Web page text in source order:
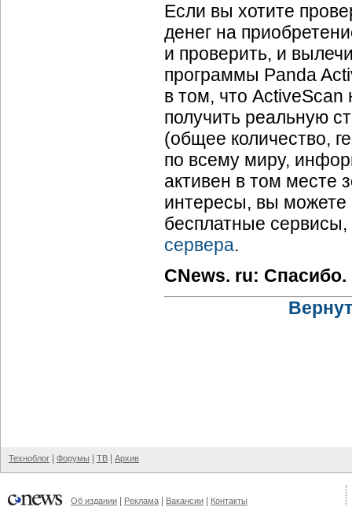
Если вы хотите
денег на
и проверить, и
программы Panda
в том, что ActiveScan
получить реальную
(общее количество,
по всему миру,
активен в том месте
интересы, вы можете
бесплатные
сервера.
CNews. ru: Спасибо.
Техноблог Форумы ТВ Архив
Об издании Реклама Вакансии Контакты